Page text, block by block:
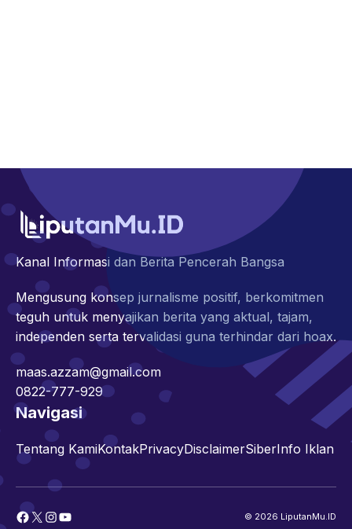
Kanal Informasi dan Berita Pencerah Bangsa
Mengusung konsep jurnalisme positif, berkomitmen
teguh untuk menyajikan berita yang aktual, tajam,
independen serta tervalidasi guna terhindar dari hoax.
maas.azzam@gmail.com
0822-777-929
Navigasi
Tentang KamiKontakPrivacyDisclaimerSiberInfo Iklan
Facebook
X Instagram
YouTube © 2026 LiputanMu.ID